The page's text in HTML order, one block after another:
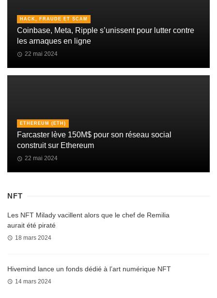
HACK, FRAUDE ET SCAM
Coinbase, Meta, Ripple s’unissent pour lutter contre
les arnaques en ligne
22 mai 2024
ETHEREUM (ETH)
Farcaster lève 150M$ pour son réseau social
construit sur Ethereum
22 mai 2024
NFT
Les NFT Milady vacillent alors que le chef de Remilia
aurait été piraté
18 mars 2024
Hivemind lance un fonds dédié à l’art numérique NFT
14 mars 2024